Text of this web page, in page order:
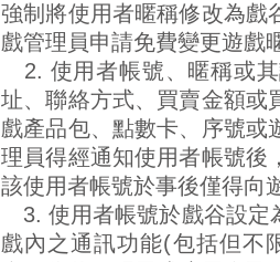
強制將使用者暱稱修改為戲
戲管理員申請免費變更遊戲
2. 使用者帳號、暱稱或
址、聯絡方式、買賣金額或
戲產品包、點數卡、序號或
理員得經通知使用者帳號後
該使用者帳號於事後僅得向
3. 使用者帳號於戲谷設定
戲內之通訊功能(包括但不